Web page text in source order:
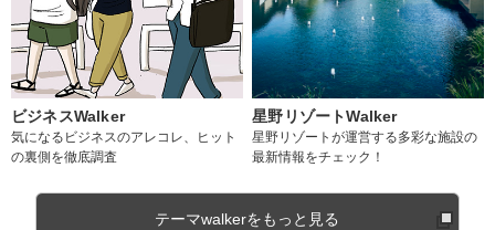
ビジネスWalker
気になるビジネスのアレコレ、ヒット
の裏側を徹底調査
星野リゾートWalker
星野リゾートが運営する多彩な施設の
最新情報をチェック！
テーマwalkerをもっと見る